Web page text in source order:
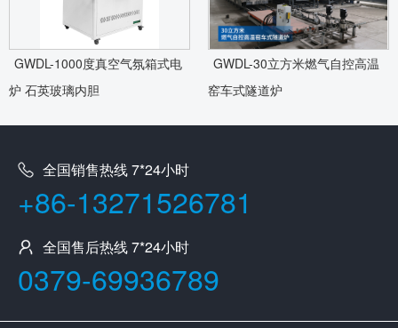
GWDL-1000度真空气氛箱式电
炉 石英玻璃内胆
GWDL-30立方米燃气自控高温
窑车式隧道炉
全国销售热线 7*24小时
+86-13271526781
全国售后热线 7*24小时
0379-69936789